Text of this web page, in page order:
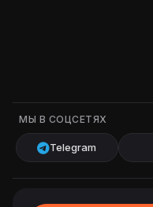
МЫ В СОЦСЕТЯХ
Telegram